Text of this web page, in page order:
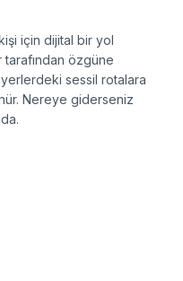
için dijital bir yol
tarafından özgüne
sessil rotalara
Nereye giderseniz